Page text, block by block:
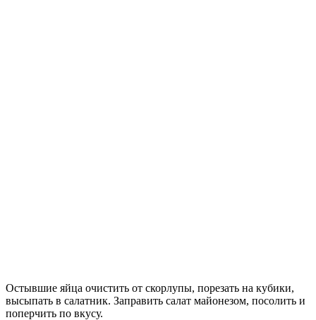
Остывшие яйца очистить от скорлупы, порезать на кубики,
высыпать в салатник. Заправить салат майонезом, посолить и
поперчить по вкусу.